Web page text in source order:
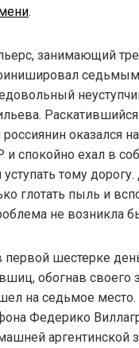
.
занимающий
оказался
спокойно ехал в
тому
глотать пыль и
не возникла
первой шестерке
обогнав своего
на седьмое место.
Федерико
аргентинской